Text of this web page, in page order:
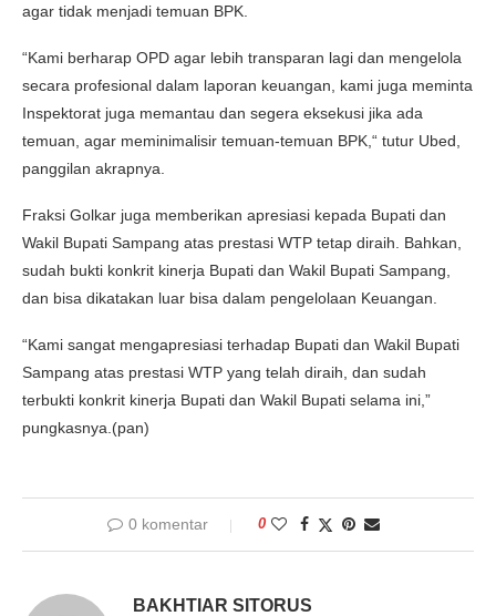
agar tidak menjadi temuan BPK.
“Kami berharap OPD agar lebih transparan lagi dan mengelola
secara profesional dalam laporan keuangan, kami juga meminta
Inspektorat juga memantau dan segera eksekusi jika ada
temuan, agar meminimalisir temuan-temuan BPK,“ tutur Ubed,
panggilan akrapnya.
Fraksi Golkar juga memberikan apresiasi kepada Bupati dan
Wakil Bupati Sampang atas prestasi WTP tetap diraih. Bahkan,
sudah bukti konkrit kinerja Bupati dan Wakil Bupati Sampang,
dan bisa dikatakan luar bisa dalam pengelolaan Keuangan.
“Kami sangat mengapresiasi terhadap Bupati dan Wakil Bupati
Sampang atas prestasi WTP yang telah diraih, dan sudah
terbukti konkrit kinerja Bupati dan Wakil Bupati selama ini,”
pungkasnya.(pan)
0 komentar 0
BAKHTIAR SITORUS